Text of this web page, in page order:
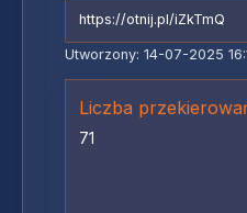
https://otnij.pl/iZkTmQ
Utworzony: 14-07-2025
Liczba
71